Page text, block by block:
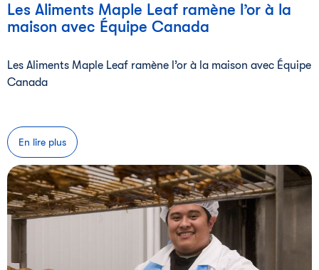
Les Aliments Maple Leaf ramène l’or à la
maison avec Équipe Canada
Les Aliments Maple Leaf ramène l’or à la maison avec Équipe
Canada
En lire plus